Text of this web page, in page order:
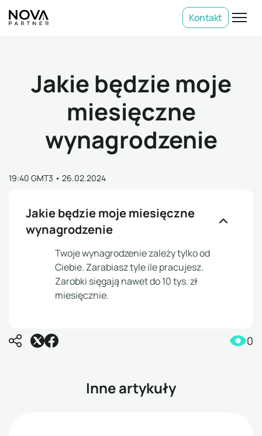
Kontakt
Jakie będzie moje
miesięczne
wynagrodzenie
19:40 GMT3 • 26.02.2024
Jakie będzie moje miesięczne
wynagrodzenie
Twoje wynagrodzenie zależy tylko od
Ciebie. Zarabiasz tyle ile pracujesz.
Zarobki sięgają nawet do 10 tys. zł
miesięcznie.
0
Inne artykuły